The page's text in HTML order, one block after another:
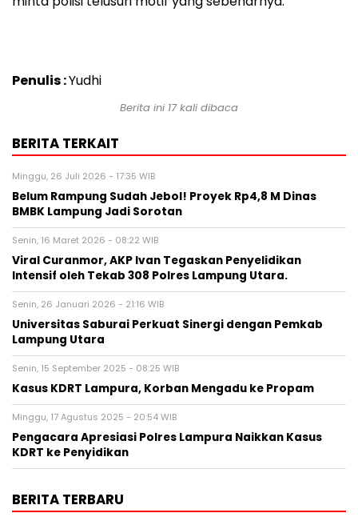
Penulis :Yudhi
Berita ini 17 kali dibaca
BERITA TERKAIT
Minggu, 26 Juli 2026 - 17:35 WIB
Belum Rampung Sudah Jebol! Proyek Rp4,8 M Dinas
BMBK Lampung Jadi Sorotan
Senin, 16 Maret 2026 - 08:22 WIB
Viral Curanmor, AKP Ivan Tegaskan Penyelidikan
Intensif oleh Tekab 308 Polres Lampung Utara.
Senin, 26 Januari 2026 - 21:16 WIB
Universitas Saburai Perkuat Sinergi dengan Pemkab
Lampung Utara
Senin, 15 September 2025 - 08:25 WIB
Kasus KDRT Lampura, Korban Mengadu ke Propam
Minggu, 17 Agustus 2025 - 20:54 WIB
Pengacara Apresiasi Polres Lampura Naikkan Kasus
KDRT ke Penyidikan
BERITA TERBARU